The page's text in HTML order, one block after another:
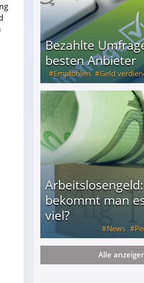
Bezahlte
besten Anbieter
Empfohlen Geld
bekommt man
viel?
News
man es und wie viel?
Alle